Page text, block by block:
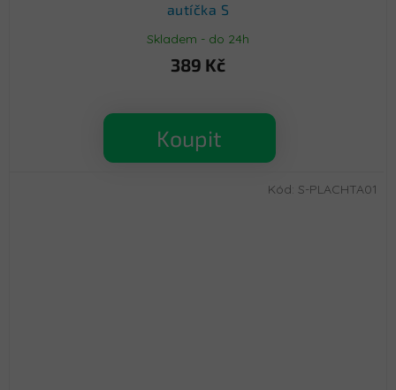
autíčka S
Skladem - do 24h
389 Kč
Koupit
Kód: S-PLACHTA01